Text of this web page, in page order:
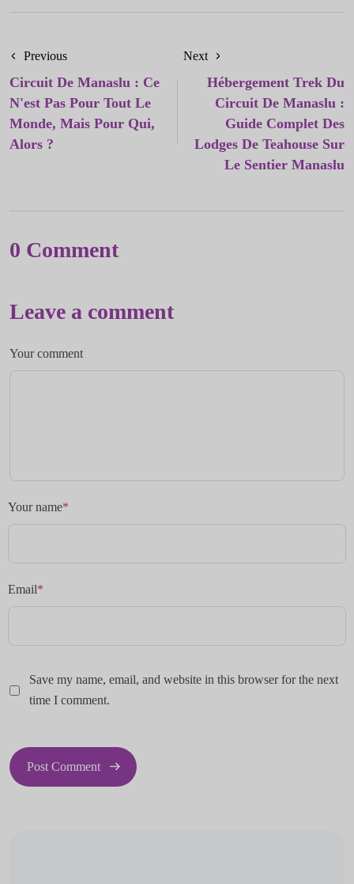
Previous
Circuit De Manaslu : Ce
N'est Pas Pour Tout Le
Monde, Mais Pour Qui,
Alors ?
Next
Hébergement Trek Du
Circuit De Manaslu :
Guide Complet Des
Lodges De Teahouse Sur
Le Sentier Manaslu
0 Comment
Leave a comment
Your comment
Your name*
Email*
Save my name, email, and website in this browser for the next
time I comment.